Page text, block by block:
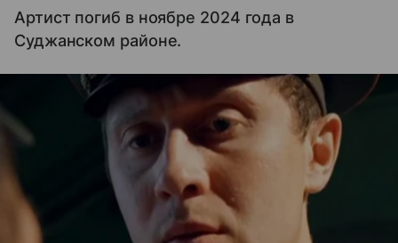
Артист погиб в ноябре 2024 года в
Суджанском районе.